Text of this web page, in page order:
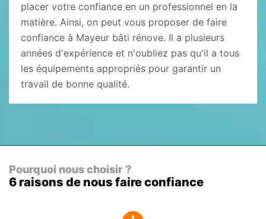
placer votre confiance en un professionnel en la
matière. Ainsi, on peut vous proposer de faire
confiance à Mayeur bâti rénove. Il a plusieurs
années d'expérience et n'oubliez pas qu'il a tous
les équipements appropriés pour garantir un
travail de bonne qualité.
Pourquoi nous choisir ?
6 raisons de nous faire confiance